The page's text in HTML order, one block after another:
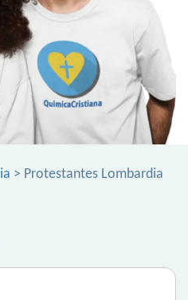
> Protestantes Lombardia